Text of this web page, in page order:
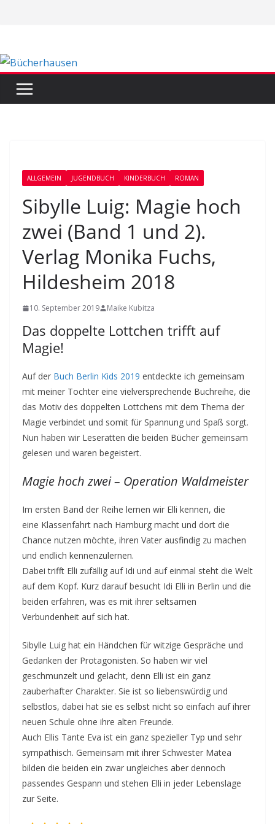
ALLGEMEIN JUGENDBUCH KINDERBUCH ROMAN
Sibylle Luig: Magie hoch
zwei (Band 1 und 2).
Verlag Monika Fuchs,
Hildesheim 2018
10. September 2019 Maike Kubitza
Das doppelte Lottchen trifft auf
Magie!
Auf der Buch Berlin Kids 2019 entdeckte ich gemeinsam
mit meiner Tochter eine vielversprechende Buchreihe, die
das Motiv des doppelten Lottchens mit dem Thema der
Magie verbindet und somit für Spannung und Spaß sorgt.
Nun haben wir Leseratten die beiden Bücher gemeinsam
gelesen und waren begeistert.
Magie hoch zwei – Operation Waldmeister
Im ersten Band der Reihe lernen wir Elli kennen, die
eine Klassenfahrt nach Hamburg macht und dort die
Chance nutzen möchte, ihren Vater ausfindig zu machen
und endlich kennenzulernen.
Dabei trifft Elli zufällig auf Idi und auf einmal steht die Welt
auf dem Kopf. Kurz darauf besucht Idi Elli in Berlin und die
beiden erfahren, was es mit ihrer seltsamen
Verbundenheit auf sich hat.
Sibylle Luig hat ein Händchen für witzige Gespräche und
Gedanken der Protagonisten. So haben wir viel
geschmunzelt und gelacht, denn Elli ist ein ganz
zauberhafter Charakter. Sie ist so liebenswürdig und
selbstlos, dabei hat sie es selbst nicht so einfach auf ihrer
neuen Schule ohne ihre alten Freunde.
Auch Ellis Tante Eva ist ein ganz spezieller Typ und sehr
sympathisch. Gemeinsam mit ihrer Schwester Matea
bilden die beiden ein zwar ungleiches aber dennoch
passendes Gespann und stehen Elli in jeder Lebenslage
zur Seite.